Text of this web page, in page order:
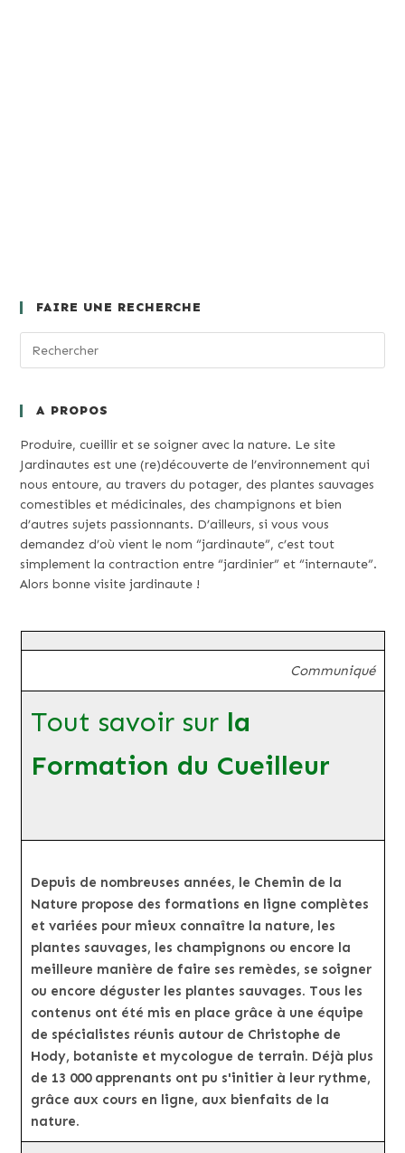
FAIRE UNE RECHERCHE
A PROPOS
Produire, cueillir et se soigner avec la nature. Le site
Jardinautes est une (re)découverte de l’environnement qui
nous entoure, au travers du potager, des plantes sauvages
comestibles et médicinales, des champignons et bien
d’autres sujets passionnants. D’ailleurs, si vous vous
demandez d’où vient le nom “jardinaute”, c’est tout
simplement la contraction entre “jardinier” et “internaute”.
Alors bonne visite jardinaute !
Communiqué
Tout savoir sur la
Formation du Cueilleur
Depuis de nombreuses années, le Chemin de la
Nature propose des formations en ligne complètes
et variées pour mieux connaître la nature, les
plantes sauvages, les champignons ou encore la
meilleure manière de faire ses remèdes, se soigner
ou encore déguster les plantes sauvages. Tous les
contenus ont été mis en place grâce à une équipe
de spécialistes réunis autour de Christophe de
Hody, botaniste et mycologue de terrain. Déjà plus
de 13 000 apprenants ont pu s'initier à leur rythme,
grâce aux cours en ligne, aux bienfaits de la
nature.